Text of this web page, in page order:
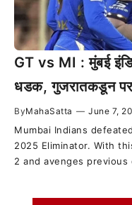
GT vs MI : मुंबई
धडक, गुजरातकडून
ByMahaSatta — June 7,
Mumbai Indians
2025 Eliminator. With
2 and avenges previous